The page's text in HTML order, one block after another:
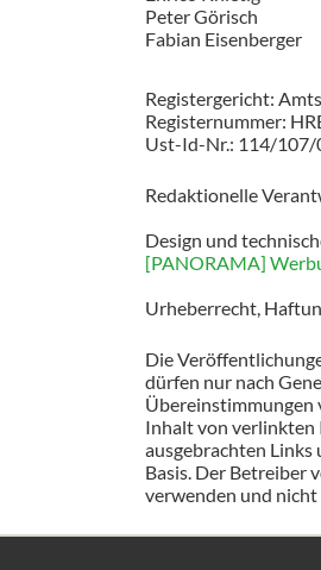
Peter Görisch
Fabian Eisenberger
Registergericht:
Registernummer:
Ust-Id-Nr.: 114/107/
Redaktionelle
Design und
[PANORAMA]
Urheberrecht,
Die
dürfen nur nach
Übereinstimmungen
Inhalt von verlinkten
ausgebrachten Links
Basis. Der Betreiber
verwenden und